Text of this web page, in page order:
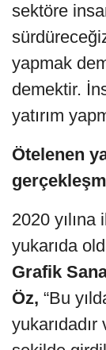
sektöre
yapmak
demektir.
yatırım
Ötelenen
2020
yukarıda
Grafik
Öz, “Bu
yukarıdadır